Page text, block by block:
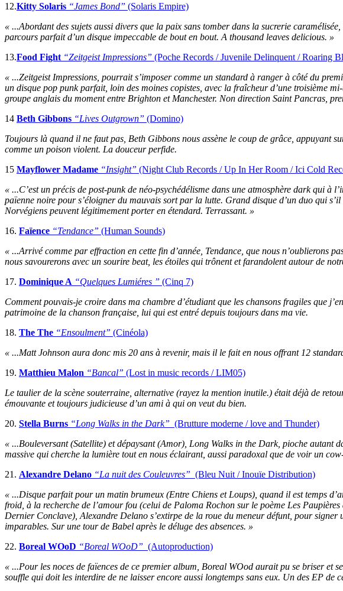
12.Kitty Solaris “James Bond” (Solaris Empire)
« ...Abordant des sujets aussi divers que la paix sans tomber dans la sucrerie
parcours parfait d’un disque impeccable de bout en bout. A thousand leaves delicious. »
13.Food Fight “Zeitgeist Impressions” (Poche Records / Juvenile Delinquent / Roaring
« ...Zeitgeist Impressions, pourrait s’imposer comme un standard à ranger à côté du
un disque pop punk parfait, loin des moines copistes, avec la fraîcheur d’une troisième
groupe anglais du moment entre Brighton et Manchester. Non direction Saint Pancras,
14 Beth Gibbons “Lives Outgrown” (Domino)
Toujours là quand il ne faut pas, Beth Gibbons nous assène le coup de grâce, appuyant
comme un poison violent. La douceur perfide.
15 Mayflower Madame “Insight” (Night Club Records / Up In Her Room / Ici Cold
« ...C’est un précis de post-punk de néo-psychédélisme dans une atmosphère dark qui à
païenne noire pour s’éloigner du mauvais sort par la lutte. Grand disque d’un duo qui
Norvégiens peuvent légitimement porter en étendard. Terrassant. »
16. Faïence “Tendance” (Human Sounds)
« ...Arrivé comme par effraction en cette fin d’année, Tendance, que nous n’oublierons
nous savourerons avec un sourire beat, les étoiles qui trônent et farandolent autour de
17. Dominique A “Quelques Lumiéres ” (Cinq 7)
Comment pouvais-je croire dans ma chambre d’étudiant que les chansons fragiles que
patrimoine de la chanson française, lui qui est entré depuis toujours dans ma vie.
18. The The “Ensoulment” (Cinéola)
« ...Matt Johnson aura donc mis 20 ans à revenir, mais il le fait en nous offrant 12
19. Matthieu Malon “Bancal” (Lost in music records / LIM05)
Le taulier de la scène souterraine, alternative (rayez la mention inutile.) était déjà de
émouvante et toujours judicieuse d’un ami à qui on veut du bien.
20. Stella Burns “Long Walks in the Dark” (Brutture moderne / love and Thunder)
« ...Bouleversant (Satellite) et dépaysant (Amor), Long Walks in the Dark, pioche autant
massive qui cherche la lumière tout en nous éclairant, aussi paradoxal que de voir un
21. Alexandre Delano “La nuit des Couleuvres” (Bleu Nuit / Inouïe Distribution)
« ...Disque parfait pour un matin brumeux (Entre Chiens et Loups), quand il est temps
froid, à la recherche de l’amour fou (celui de Paloma Rochon sur le poème Les
Dernier Conclave), Alexandre Delano s’extirpe de la roue du meneur défunt, pour
imparables. Sur une tour de Babel après le déluge des absences. »
22. Boreal WOoD “Boreal WOoD” (Autoproduction)
« ...Pour les noces de faïences de ce premier album, Boreal WOod aurait pu se briser et
souffle qui doit les interdire de ne laisser encore aussi longtemps sans eux. Un des EP de